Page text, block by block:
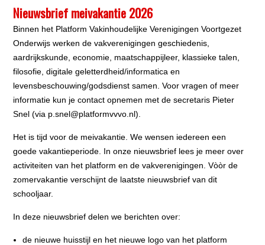
Nieuwsbrief meivakantie 2026
Binnen het Platform Vakinhoudelijke Verenigingen Voortgezet
Onderwijs werken de vakverenigingen geschiedenis,
aardrijkskunde, economie, maatschappijleer, klassieke talen,
filosofie, digitale geletterdheid/informatica en
levensbeschouwing/godsdienst samen.Voor vragen of meer
informatie kun je contact opnemen met de secretaris Pieter
Snel (via p.snel@platformvvvo.nl).
Het is tijd voor de meivakantie. We wensen iedereen een
goede vakantieperiode. In onze nieuwsbrief lees je meer over
activiteiten van het platform en de vakverenigingen. Vòòr de
zomervakantie verschijnt de laatste nieuwsbrief van dit
schooljaar.
In deze nieuwsbrief delen we berichten over:
de nieuwe huisstijl en het nieuwe logo van het platform